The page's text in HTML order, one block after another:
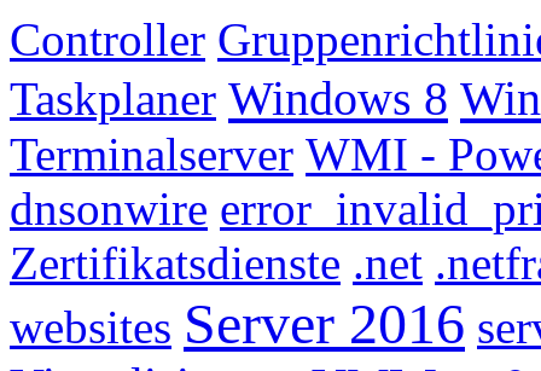
Controller
Taskplaner Windows 8
Terminalserver WMI -
dnsonwire
Zertifikatsdienste .net
websites Server 2016